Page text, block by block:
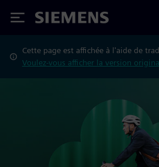
Siemens
Cette page est affichée à l'aide de
Voulez-vous afficher la version